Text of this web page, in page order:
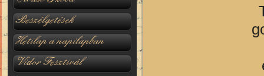
Beszélgetések
Hetilap a napilapban
Vidor Fesztivál